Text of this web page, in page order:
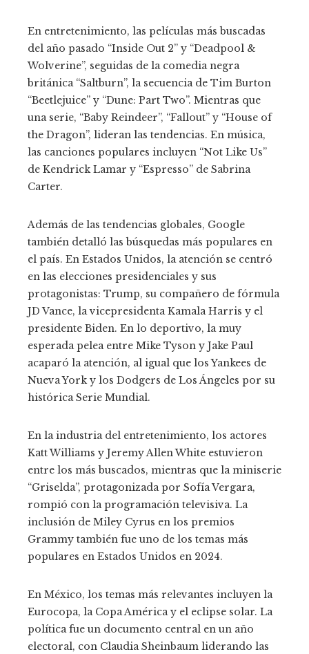
En entretenimiento, las películas más buscadas
del año pasado “Inside Out 2” y “Deadpool &
Wolverine”, seguidas de la comedia negra
británica “Saltburn”, la secuencia de Tim Burton
“Beetlejuice” y “Dune: Part Two”. Mientras que
una serie, “Baby Reindeer”, “Fallout” y “House of
the Dragon”, lideran las tendencias. En música,
las canciones populares incluyen “Not Like Us”
de Kendrick Lamar y “Espresso” de Sabrina
Carter.
Además de las tendencias globales, Google
también detalló las búsquedas más populares en
el país. En Estados Unidos, la atención se centró
en las elecciones presidenciales y sus
protagonistas: Trump, su compañero de fórmula
JD Vance, la vicepresidenta Kamala Harris y el
presidente Biden. En lo deportivo, la muy
esperada pelea entre Mike Tyson y Jake Paul
acaparó la atención, al igual que los Yankees de
Nueva York y los Dodgers de Los Ángeles por su
histórica Serie Mundial.
En la industria del entretenimiento, los actores
Katt Williams y Jeremy Allen White estuvieron
entre los más buscados, mientras que la miniserie
“Griselda”, protagonizada por Sofía Vergara,
rompió con la programación televisiva. La
inclusión de Miley Cyrus en los premios
Grammy también fue uno de los temas más
populares en Estados Unidos en 2024.
En México, los temas más relevantes incluyen la
Eurocopa, la Copa América y el eclipse solar. La
política fue un documento central en un año
electoral, con Claudia Sheinbaum liderando las